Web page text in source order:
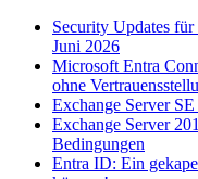
Security Updates
Juni 2026
Microsoft Entra
ohne
Exchange Server
Exchange Server
Bedingungen
Entra ID: Ein